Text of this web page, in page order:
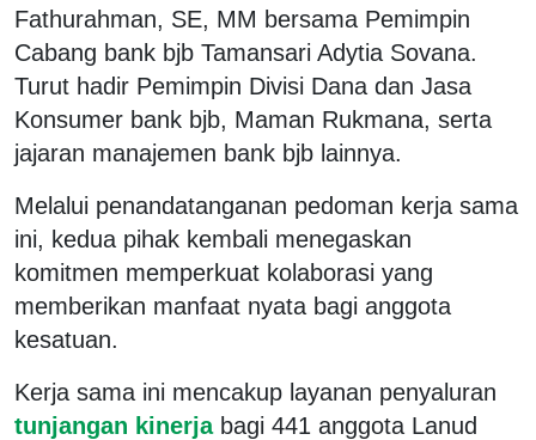
Fathurahman, SE, MM bersama Pemimpin
Cabang bank bjb Tamansari Adytia Sovana.
Turut hadir Pemimpin Divisi Dana dan Jasa
Konsumer bank bjb, Maman Rukmana, serta
jajaran manajemen bank bjb lainnya.
Melalui penandatanganan pedoman kerja sama
ini, kedua pihak kembali menegaskan
komitmen memperkuat kolaborasi yang
memberikan manfaat nyata bagi anggota
kesatuan.
Kerja sama ini mencakup layanan penyaluran
tunjangan kinerja bagi 441 anggota Lanud